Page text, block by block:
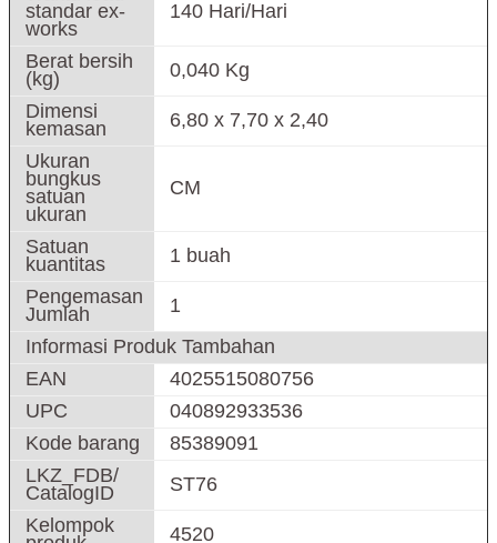
standar ex-
works
140 Hari/Hari
Berat bersih
(kg)
0,040 Kg
Dimensi
kemasan
6,80 x 7,70 x 2,40
Ukuran
bungkus
satuan
ukuran
CM
Satuan
kuantitas
1 buah
Pengemasan
Jumlah
1
Informasi Produk Tambahan
EAN
4025515080756
UPC
040892933536
Kode barang
85389091
LKZ_FDB/
CatalogID
ST76
Kelompok
4520